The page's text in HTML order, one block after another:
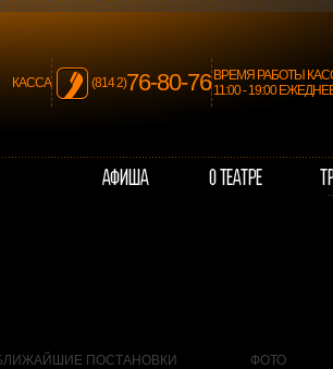
КАССА (814 2)76-80-76 ВРЕМЯ РАБОТЫ
11:00 - 19:00
ПОСТАНОВКИ ФОТО